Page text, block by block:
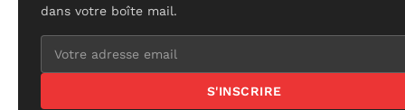
dans votre boîte mail.
S'INSCRIRE